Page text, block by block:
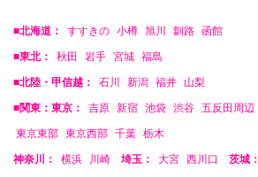
■北海道： すすきの 小樽 旭川 釧路 函館
■東北： 秋田 岩手 宮城 福島
■北陸・甲信越： 石川 新潟 福井 山梨
■関東：東京： 吉原 新宿 池袋 渋谷 五反田周辺
東京東部 東京西部 千葉 栃木
神奈川： 横浜 川崎 埼玉： 大宮 西川口 茨城：